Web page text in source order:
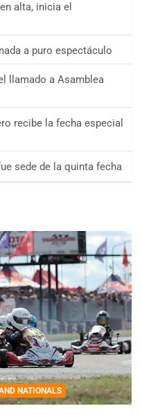
alta, inicia el
a puro espectáculo
llamado a Asamblea
recibe la fecha especial
sede de la quinta fecha
NATIONALS